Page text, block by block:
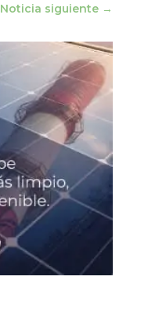
Noticia siguiente →